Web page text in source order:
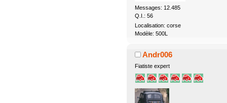
Messages: 12.485
Q.I.: 56
Localisation: corse
Modèle: 500L
Andr006
Fiatiste expert